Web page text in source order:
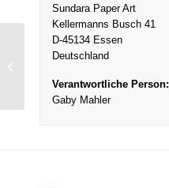
Sundara Paper Art
Kellermanns Busch 41
D-45134 Essen
Deutschland
Verantwortliche Person:
Gaby Mahler
Ohrringe Mini-Spindel,